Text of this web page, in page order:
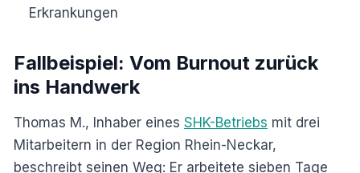
Erkrankungen
Fallbeispiel: Vom Burnout zurück
ins Handwerk
Thomas M., Inhaber eines SHK-Betriebs mit drei
Mitarbeitern in der Region Rhein-Neckar,
beschreibt seinen Weg: Er arbeitete sieben Tage